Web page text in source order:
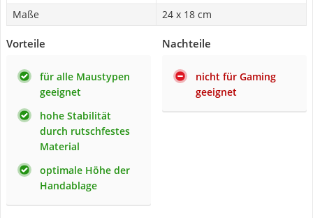
Maße
24 x 18 cm
Vorteile
für alle Maustypen
geeignet
hohe Stabilität
durch rutschfestes
Material
optimale Höhe der
Handablage
Nachteile
nicht für Gaming
geeignet